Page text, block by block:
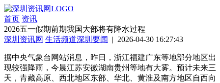
首页 资讯
2026五一假期前期我国大部将有降水过程
深圳资讯网 生活频道深圳要闻 | 2026-04-30 16:27:43
据中央气象台网站消息，昨日，浙江福建广东等地部分地区出
现较强降雨，今晨江苏安徽湖南贵州等地有大雾。预计未来三
天，青藏高原、西北地区东部、华北、黄淮及南方地区自西向